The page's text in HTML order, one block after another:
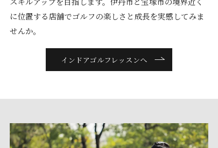
に位置する店舗でゴルフの楽しさと成長を実感してみま
せんか。
インドアゴルフレッスンへ